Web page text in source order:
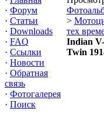
· Форум
· Статьи
· Downloads
· FAQ
· Ссылки
· Новости
· Обратная
связь
· Фотогалерея
· Поиск
>
тех
Indian V-
Twin